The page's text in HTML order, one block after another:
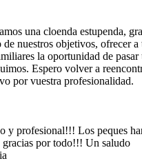
una cloenda estupenda,
nuestros objetivos, ofrecer a
la oportunidad de pasar
Espero volver a
por vuestra profesionalidad.
y profesional!!! Los peques
gracias por todo!!! Un saludo